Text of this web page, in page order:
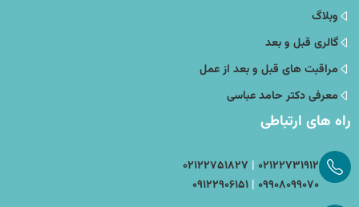
وبلاگ
گالری قبل و بعد
مراقبت های قبل و بعد از عمل
معرفی دکتر حامد عباسی
راه های ارتباطی
۰۲۱۲۲۷۳۱۹۱۲ | ۰۲۱۲۲۷۵۱۸۲۷
۰۹۹۰۸۰۹۹۰۷۰ | ۰۹۱۲۲۹۰۶۱۵۱